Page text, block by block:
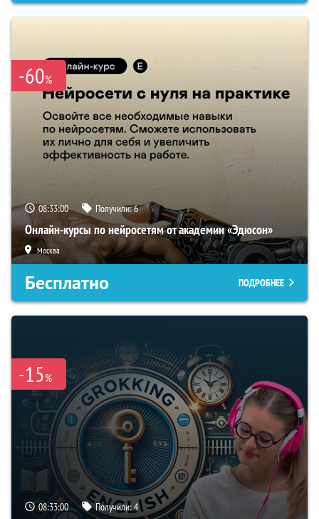
-60%
08:32:59 Получили:6
Онлайн-курсы по нейросетям от академии «Эдюсон»
Москва
Бесплатно ПОДРОБНЕЕ
-15%
08:32:59 Получили:4